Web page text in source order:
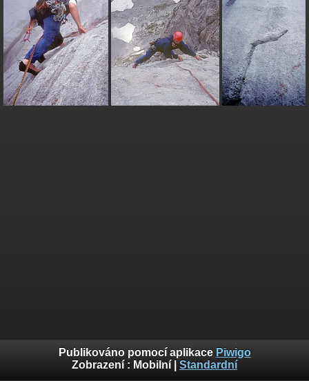
Publikováno pomocí aplikace Piwigo
Zobrazení : Mobilní Standardní